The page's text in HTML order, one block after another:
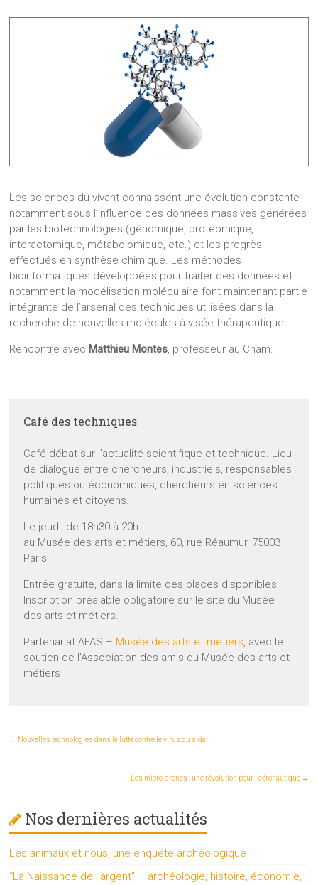
Les sciences du vivant connaissent une évolution constante
notamment sous l’influence des données massives générées
par les biotechnologies (génomique, protéomique,
interactomique, métabolomique, etc.) et les progrès
effectués en synthèse chimique. Les méthodes
bioinformatiques développées pour traiter ces données et
notamment la modélisation moléculaire font maintenant partie
intégrante de l’arsenal des techniques utilisées dans la
recherche de nouvelles molécules à visée thérapeutique.
Rencontre avec Matthieu Montes, professeur au Cnam.
Café des techniques
Café-débat sur l’actualité scientifique et technique. Lieu
de dialogue entre chercheurs, industriels, responsables
politiques ou économiques, chercheurs en sciences
humaines et citoyens.
Le jeudi, de 18h30 à 20h
au Musée des arts et métiers, 60, rue Réaumur, 75003
Paris
Entrée gratuite, dans la limite des places disponibles.
Inscription préalable obligatoire sur le site du Musée
des arts et métiers.
Partenariat AFAS – Musée des arts et métiers, avec le
soutien de l’Association des amis du Musée des arts et
métiers
← Nouvelles technologies dans la lutte contre le virus du sida
Les micro-drones : une révolution pour l’aéronautique →
Nos dernières actualités
Les animaux et nous, une enquête archéologique
“La Naissance de l’argent” – archéologie, histoire, économie,